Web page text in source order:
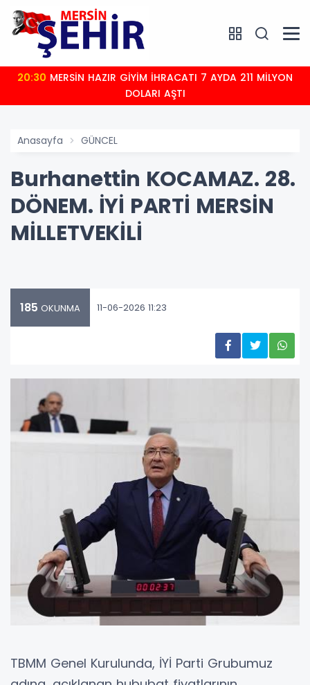
20:30
DOLARI AŞTI
Anasayfa GÜNCEL
Burhanettin KOCAMAZ. 28.
DÖNEM. İYİ PARTİ MERSİN
MİLLETVEKİLİ
185 OKUNMA 11-06-2026 11:23
TBMM Genel Kurulunda, İYİ Parti Grubumuz